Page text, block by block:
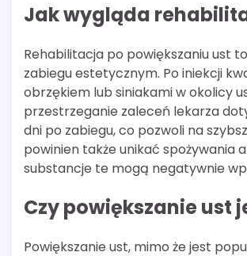
Jak wygląda
Rehabilitacja po powiększaniu ust
zabiegu estetycznym. Po iniekcji
obrzękiem lub siniakami w okolicy
przestrzeganie zaleceń lekarza
dni po zabiegu, co pozwoli na
powinien także unikać spożywania
substancje te mogą negatywnie
Czy powiększanie ust
Powiększanie ust, mimo że jest